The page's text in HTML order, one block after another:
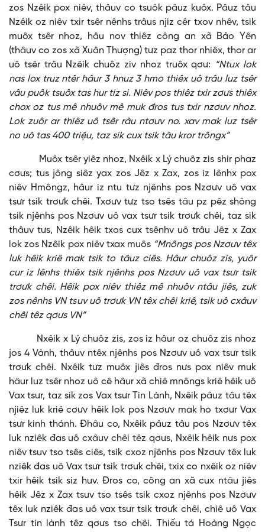
zos Nzêik pox niêv, thâuv co tsuôk pâuz kuôx. Pâuz tâu
Nzêik oz niêv txir tsêr nênhs trâus njiz cêr txov nhêv, tsik
muôx tsêr nhoz, hâu nov thiêz công an xã Bảo Yên
(thâuv co zos xã Xuân Thượng) tưz paz thor nhiêx, thor ar
uô tsêr trâu Nzêik chuôz ziv nhoz truôx qơư:
“Ntux lok
nas lox truz ntêr hâur 3 hnuz 3 hmo thiêx uô trâu luz tsêr
vâu puôk tsuôx tas hur tiz si. Niêv pos thiêz txir zơưs thiêx
chox oz tus mê nhuôv mê muk đros tus txir nzơưv nhoz.
Lok zuôr ar thiêz uô tsêr râu ntơưv no. xav mak luz tsêr
no uô tas 400 triệu, taz sik cux tsik tâu kror trôngx”
Muôx tsêr yiêz nhoz, Nxêik x Lý chuôz zis shir phaz
cơưs; tus jông siêz yax zos Jêz x Zax, zos iz lênhx pox
niêv Hmôngz, hâur iz ntu tưz njênhs pos Nzơưv uô vax
tsưr tsik trơưk chêi. Txơưv tưz tso tsês tâu pz pêz shông
tsik njênhs pos Nzơưv uô vax tsưr tsik trơưk chêi, taz sik
thâuv tưs, Nzêik hêik txos cux tsênhv uô trâu Jêz x Zax
lok zos Nzêik pox niêv txax muôs “Mnôngs pos Nzơưv têx
luk hêik kriê mak tsik to tâuz ciês. Hâur chuôz zis, yuôr
cur iz lênhs thiêx tsik njênhs pos Nzơưv uô vax tsưr tsik
trơưk chêi. Hêik pox niêv thiêz mê nhuôv ntâu jiês, zuk
zos nênhs VN tsuv uô trơưk VN têx chêi kriê, tsik uô cxâuv
chêi têz qơưs VN”
Nxêik x Lý chuôz zis, zos iz hâur oz chuôz zis nhoz
jos 4 Vành, thâuv ntêx njênhs pos Nzơưv uô vax tsưr tsik
trơưk chêi. Nxêik tưz muôx jiês đros nưs pox niêv muk
hâur luz tsêr nhoz uô cê hâur xã chiê mnôngs kriê hêik uô
Vax tsưr, taz sik zos Vax tsưr Tin Lành, Nxêik pâuz tâu têx
njiêz luk kriê cơưv hêik lok pos Nzơưv mak ho txơưr Vax
tsưr kinh thánh. Đhâu co, Nxêik pâuz tâu pos Nzơưv têx
luk nziêk đas uô cxâuv chêi têz qơưs, Nxêik hêik nưs pox
niêv tsuv tso tsês ciês, tsik cxoz njênhs pos Nzơưv têx luk
nziêk đas uô Vax tsưr tsik trơưk chêi, txix co nxêik oz niêv
txir hêik tsik siz huv. Đros co, công an xã cux ntâu jiês
hêik Jêz x Zax tsuv tso tsês tsik cxoz njênhs pos Nzơưv
têx luk nziêk đas uô vax tsưr tsik trơưk chêi, chiê uô Vax
Tsưr tin lành têz qơưs tso chêi. Thiếu tá Hoàng Ngọc